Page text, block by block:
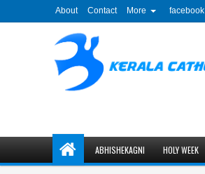
About Contact More facebook
ABHISHEKAGNI HOLY WEEK